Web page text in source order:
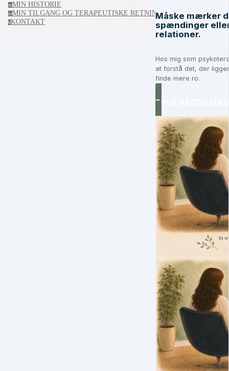
mMIN HISTORIE
mMIN TILGANG OG TERAPEUTISKE RETNING
kKONTAKT
Måske mærker
spændinger
relationer.
Hos mig som
at forstå det, der
finde mere ro.
BOOK GRATIS